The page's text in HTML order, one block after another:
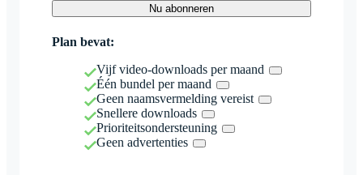
Nu abonneren
Plan bevat:
Vijf video-downloads per maand
Één bundel per maand
Geen naamsvermelding vereist
Snellere downloads
Prioriteitsondersteuning
Geen advertenties